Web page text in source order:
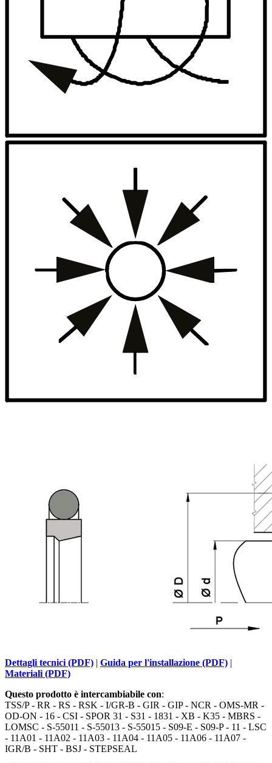
Dettagli tecnici (PDF) | Guida per l'installazione (PDF) |
Materiali (PDF)
Questo prodotto è intercambiabile con:
TSS/P - RR - RS - RSK - I/GR-B - GIR - GIP - NCR - OMS-MR -
OD-ON - 16 - CSI - SPOR 31 - S31 - 1831 - XB - K35 - MBRS -
LOMSC - S-55011 - S-55013 - S-55015 - S09-E - S09-P - 11 - LSC
- 11A01 - 11A02 - 11A03 - 11A04 - 11A05 - 11A06 - 11A07 -
IGR/B - SHT - BSJ - STEPSEAL